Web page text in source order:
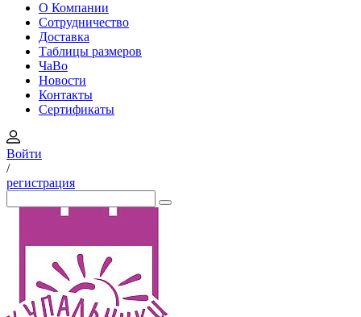
О Компании
Сотрудничество
Доставка
Таблицы размеров
ЧаВо
Новости
Контакты
Сертификаты
Войти
/
регистрация